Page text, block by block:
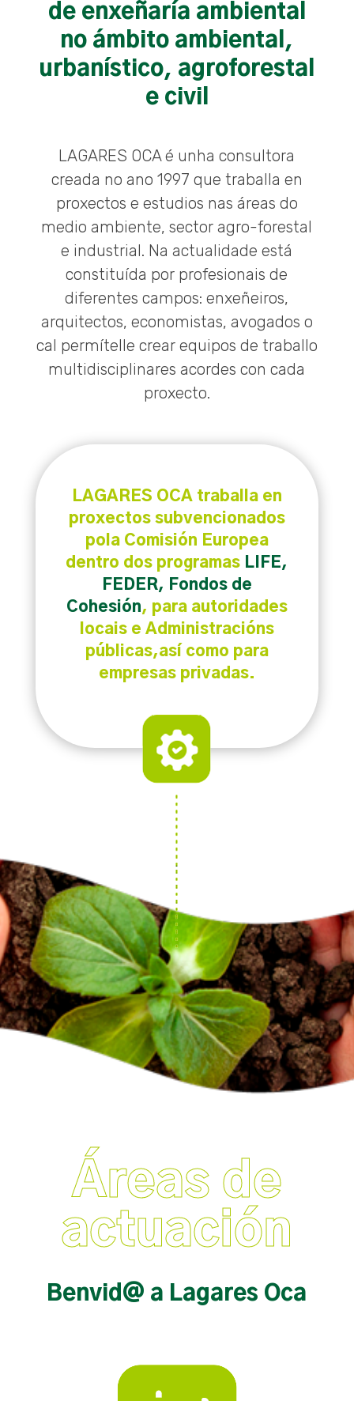
de enxeñaría ambiental
no ámbito ambiental,
urbanístico, agroforestal
e civil
LAGARES OCA é unha consultora
creada no ano 1997 que traballa en
proxectos e estudios nas áreas do
medio ambiente, sector agro-forestal
e industrial. Na actualidade está
constituída por profesionais de
diferentes campos: enxeñeiros,
arquitectos, economistas, avogados o
cal permítelle crear equipos de traballo
multidisciplinares acordes con cada
proxecto.
LAGARES OCA traballa en
proxectos subvencionados
pola Comisión Europea
dentro dos programas LIFE,
FEDER, Fondos de
Cohesión, para autoridades
locais e Administracións
públicas,así como para
empresas privadas.
Áreas de
actuación
Benvid@ a Lagares Oca